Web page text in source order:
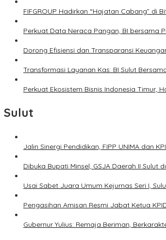
FIFGROUP Hadirkan “Hajatan Cabang” di
Perkuat Data Neraca Pangan, BI bersama
Dorong Efisiensi dan Transparansi
Transformasi Layanan Kas: BI Sulut
Perkuat Ekosistem Bisnis Indonesia Timur,
Sulut
Jalin Sinergi Pendidikan, FIPP UNIMA dan
Dibuka Bupati Minsel, GSJA Daerah II Sulut
Usai Sabet Juara Umum Kejurnas Seri I,
Pengasihan Amisan Resmi Jabat Ketua
Gubernur Yulius: Remaja Beriman,